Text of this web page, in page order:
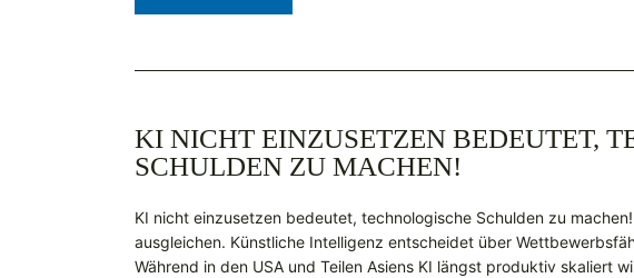
KI NICHT EINZUSETZEN BEDEUTET,
SCHULDEN ZU MACHEN!
KI nicht einzusetzen bedeutet, technologische Schulden zu
ausgleichen. Künstliche Intelligenz entscheidet über
Während in den USA und Teilen Asiens KI längst produktiv skaliert